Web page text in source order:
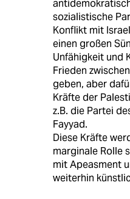
sozialistische
Konflikt mit
einen großen
Unfähigkeit und
Frieden
geben, aber
Kräfte der
z.B. die Partei
Fayyad.
Diese Kräfte
marginale Rolle
mit Apeasment
weiterhin